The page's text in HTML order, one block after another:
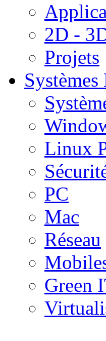
2D -
Projets
Systèmes
Linux
PC
Mac
Réseau
Green